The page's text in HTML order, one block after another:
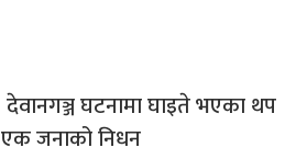
देवानगञ्ज घटनामा घाइते भएका थप
एक जनाको निधन